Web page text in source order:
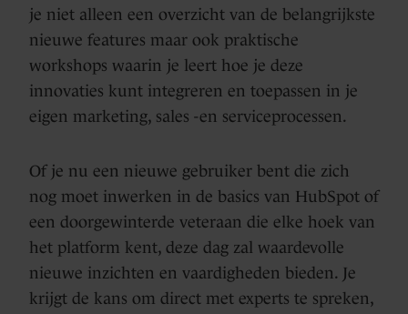
je niet alleen een overzicht van de belangrijkste
nieuwe features maar ook praktische
workshops waarin je leert hoe je deze
innovaties kunt integreren en toepassen in je
eigen marketing, sales -en serviceprocessen.
Of je nu een nieuwe gebruiker bent die zich
nog moet inwerken in de basics van HubSpot of
een doorgewinterde veteraan die elke hoek van
het platform kent, deze dag zal waardevolle
nieuwe inzichten en vaardigheden bieden. Je
krijgt de kans om direct met experts te spreken,